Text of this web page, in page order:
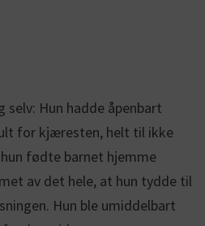
selv: Hun hadde åpenbart
for kjæresten, helt til ikke
fødte barnet hjemme
av det hele, at hun tydde til
Hun ble umiddelbart